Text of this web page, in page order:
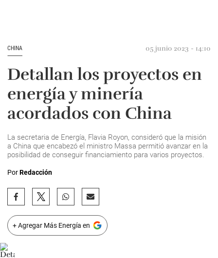
CHINA 05 junio 2023 - 14:10
Detallan los proyectos en
energía y minería
acordados con China
La secretaria de Energía, Flavia Royon, consideró que la misión
a China que encabezó el ministro Massa permitió avanzar en la
posibilidad de conseguir financiamiento para varios proyectos.
PorRedacción
+ Agregar Más Energía en